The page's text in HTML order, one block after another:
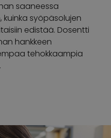
saaneessa
kuinka syöpäsolujen
edistää. Dosentti
hankkeen
tehokkaampia